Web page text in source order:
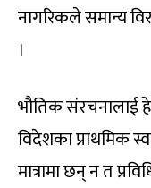
नागरिकले समान्य
।
भौतिक संरचनालाई
विदेशका प्राथमिक
मात्रामा छन् न त